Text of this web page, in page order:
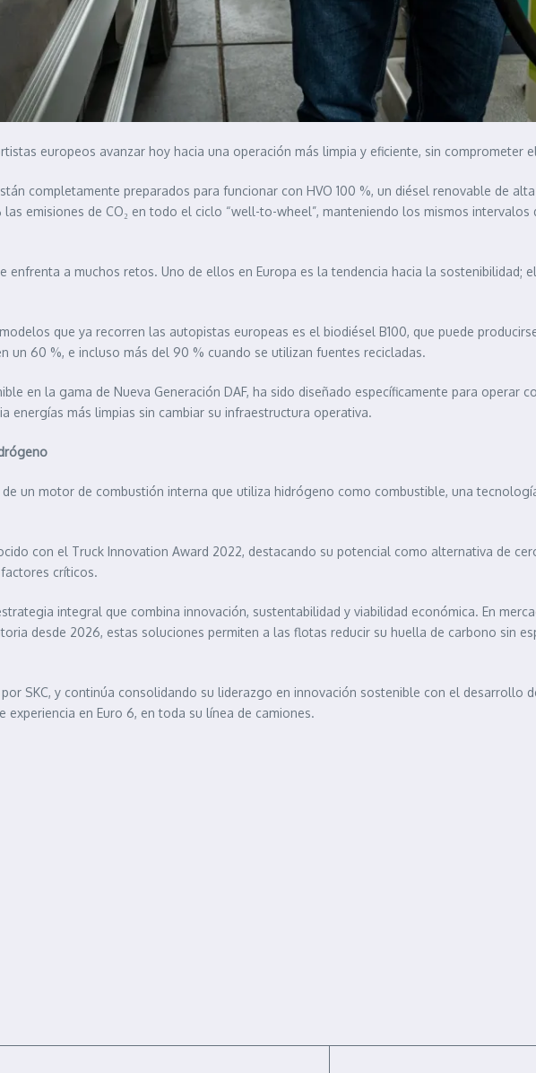
europeos avanzar hoy hacia una operación más limpia y eficiente, sin comprometer
completamente preparados para funcionar con HVO 100 %, un diésel renovable de
emisiones de CO₂ en todo el ciclo “well-to-wheel”, manteniendo los mismos
enfrenta a muchos retos. Uno de ellos en Europa es la tendencia hacia la sostenibilidad;
que ya recorren las autopistas europeas es el biodiésel B100, que puede
un 60 %, e incluso más del 90 % cuando se utilizan fuentes recicladas.
en la gama de Nueva Generación DAF, ha sido diseñado específicamente para
energías más limpias sin cambiar su infraestructura operativa.
un motor de combustión interna que utiliza hidrógeno como combustible, una
con el Truck Innovation Award 2022, destacando su potencial como alternativa de
críticos.
integral que combina innovación, sustentabilidad y viabilidad económica. En
desde 2026, estas soluciones permiten a las flotas reducir su huella de carbono sin
por SKC, y continúa consolidando su liderazgo en innovación sostenible con el
en Euro 6, en toda su línea de camiones.